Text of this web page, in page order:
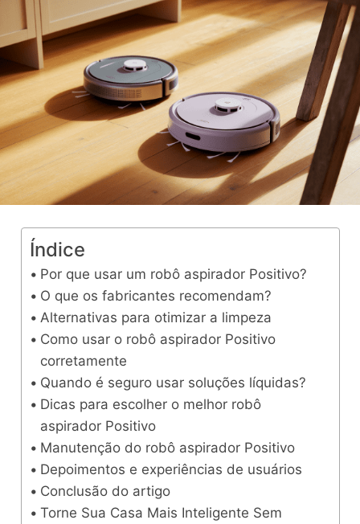
Índice
Por que usar um robô aspirador Positivo?
O que os fabricantes recomendam?
Alternativas para otimizar a limpeza
Como usar o robô aspirador Positivo
corretamente
Quando é seguro usar soluções líquidas?
Dicas para escolher o melhor robô
aspirador Positivo
Manutenção do robô aspirador Positivo
Depoimentos e experiências de usuários
Conclusão do artigo
Torne Sua Casa Mais Inteligente Sem